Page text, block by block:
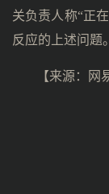
关负责人称“正
反应的上述问题。
【来源：网